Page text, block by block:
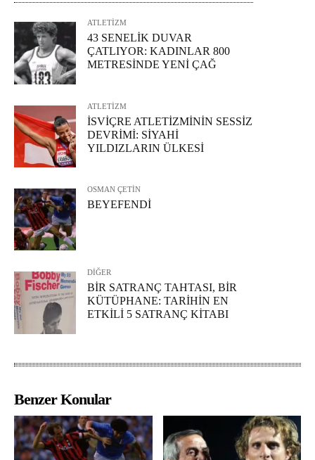
ATLETİZM
43 SENELİK DUVAR
ÇATLIYOR: KADINLAR 800
METRESİNDE YENİ ÇAĞ
ATLETİZM
İSVİÇRE ATLETİZMİNİN SESSİZ
DEVRİMİ: SİYAHİ
YILDIZLARIN ÜLKESİ
OSMAN ÇETİN
BEYEFENDİ
DİĞER
BİR SATRANÇ TAHTASI, BİR
KÜTÜPHANE: TARİHİN EN
ETKİLİ 5 SATRANÇ KİTABI
Benzer Konular